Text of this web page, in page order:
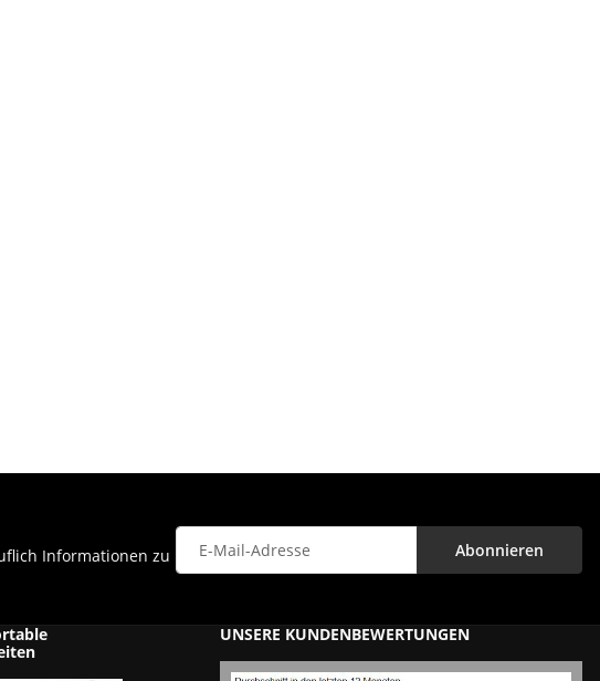
UNSERE KUNDENBEWERTUNGEN
Informationen zu
Abonnieren